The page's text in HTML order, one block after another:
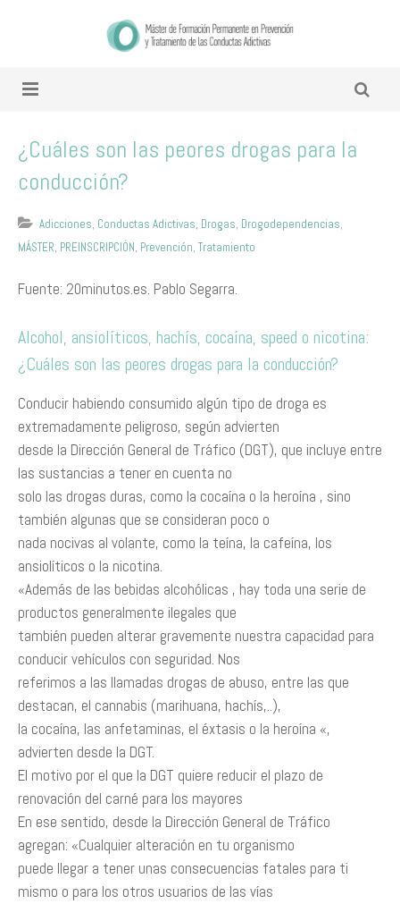
¿Cuáles son las peores drogas para la
conducción?
Adicciones, Conductas Adictivas, Drogas, Drogodependencias,
MÁSTER, PREINSCRIPCIÓN, Prevención, Tratamiento
Fuente: 20minutos.es. Pablo Segarra.
Alcohol, ansiolíticos, hachís, cocaína, speed o nicotina:
¿Cuáles son las peores drogas para la conducción?
Conducir habiendo consumido algún tipo de droga es
extremadamente peligroso, según advierten
desde la Dirección General de Tráfico (DGT), que incluye entre
las sustancias a tener en cuenta no
solo las drogas duras, como la cocaína o la heroína , sino
también algunas que se consideran poco o
nada nocivas al volante, como la teína, la cafeína, los
ansiolíticos o la nicotina.
«Además de las bebidas alcohólicas , hay toda una serie de
productos generalmente ilegales que
también pueden alterar gravemente nuestra capacidad para
conducir vehículos con seguridad. Nos
referimos a las llamadas drogas de abuso, entre las que
destacan, el cannabis (marihuana, hachís,..),
la cocaína, las anfetaminas, el éxtasis o la heroína «,
advierten desde la DGT.
El motivo por el que la DGT quiere reducir el plazo de
renovación del carné para los mayores
En ese sentido, desde la Dirección General de Tráfico
agregan: «Cualquier alteración en tu organismo
puede llegar a tener unas consecuencias fatales para ti
mismo o para los otros usuarios de las vías